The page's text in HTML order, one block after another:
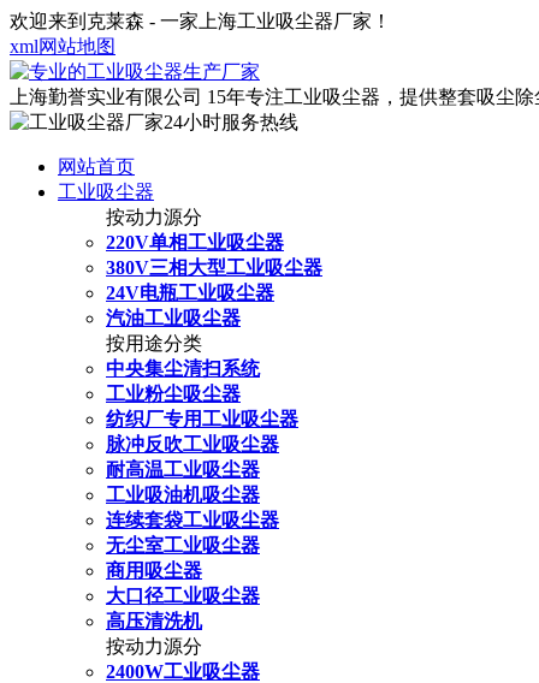
欢迎来到克莱森 - 一家上海工业吸尘器厂家！
xml网站地图
上海勤誉实业有限公司 15年专注工业吸尘器，提供整套吸尘
网站首页
工业吸尘器
按动力源分
220V单相工业吸尘器
380V三相大型工业吸尘器
24V电瓶工业吸尘器
汽油工业吸尘器
按用途分类
中央集尘清扫系统
工业粉尘吸尘器
纺织厂专用工业吸尘器
脉冲反吹工业吸尘器
耐高温工业吸尘器
工业吸油机吸尘器
连续套袋工业吸尘器
无尘室工业吸尘器
商用吸尘器
大口径工业吸尘器
高压清洗机
按动力源分
2400W工业吸尘器